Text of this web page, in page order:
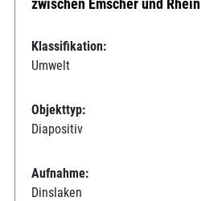
zwischen Emscher und Rhein
Klassifikation:
Umwelt
Objekttyp:
Diapositiv
Aufnahme:
Dinslaken